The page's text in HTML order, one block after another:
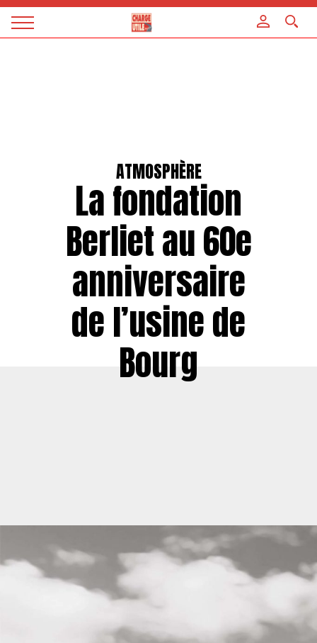
Magazine
ATMOSPHÈRE
La fondation
Berliet au 60e
anniversaire
de l’usine de
Bourg
Panneau de gestion des cookies